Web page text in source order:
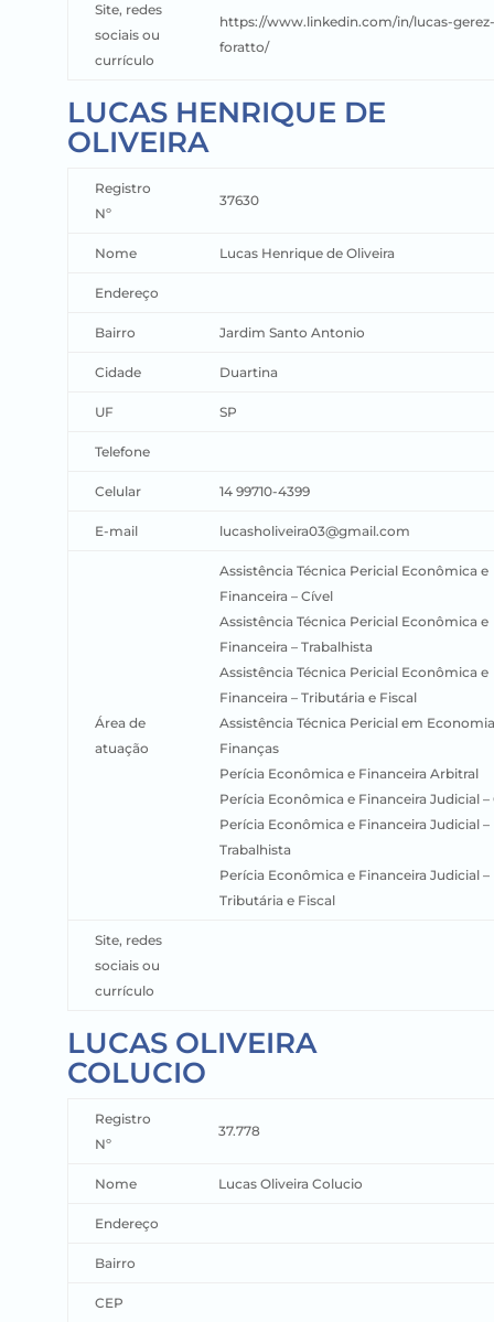
Site, redes
sociais ou
currículo
https://www.linkedin.com/in/lucas-gerez-
foratto/
LUCAS HENRIQUE DE
OLIVEIRA
Registro
Nº
37630
Nome Lucas Henrique de Oliveira
Endereço
Bairro Jardim Santo Antonio
Cidade Duartina
UF SP
Telefone
Celular 14 99710-4399
E-mail lucasholiveira03@gmail.com
Área de
atuação
Assistência Técnica Pericial Econômica e
Financeira – Cível
Assistência Técnica Pericial Econômica e
Financeira – Trabalhista
Assistência Técnica Pericial Econômica e
Financeira – Tributária e Fiscal
Assistência Técnica Pericial em
Finanças
Perícia Econômica e Financeira Arbitral
Perícia Econômica e Financeira Judicial –
Perícia Econômica e Financeira Judicial –
Trabalhista
Perícia Econômica e Financeira Judicial –
Tributária e Fiscal
Site, redes
sociais ou
currículo
LUCAS OLIVEIRA
COLUCIO
Registro
Nº
37.778
Nome Lucas Oliveira Colucio
Endereço
Bairro
CEP